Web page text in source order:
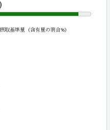
基準量（含有量の割合%）